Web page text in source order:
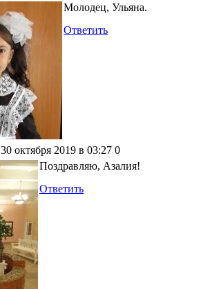
Молодец, Ульяна.
Ответить
30 октября 2019 в 03:27 0
Поздравляю, Азалия!
Ответить